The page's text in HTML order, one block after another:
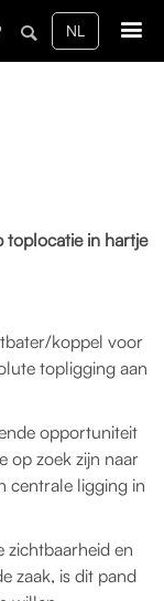
toplocatie in hartje
koppel voor
topligging aan
opportuniteit
op zoek zijn naar
centrale ligging in
zichtbaarheid en
zaak, is dit pand